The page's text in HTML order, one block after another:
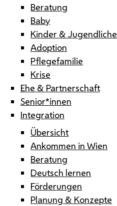
Beratung
Baby
Kinder & Jugendliche
Adoption
Pflegefamilie
Krise
Ehe & Partnerschaft
Senior*innen
Integration
Übersicht
Ankommen in Wien
Beratung
Deutsch lernen
Förderungen
Planung & Konzepte